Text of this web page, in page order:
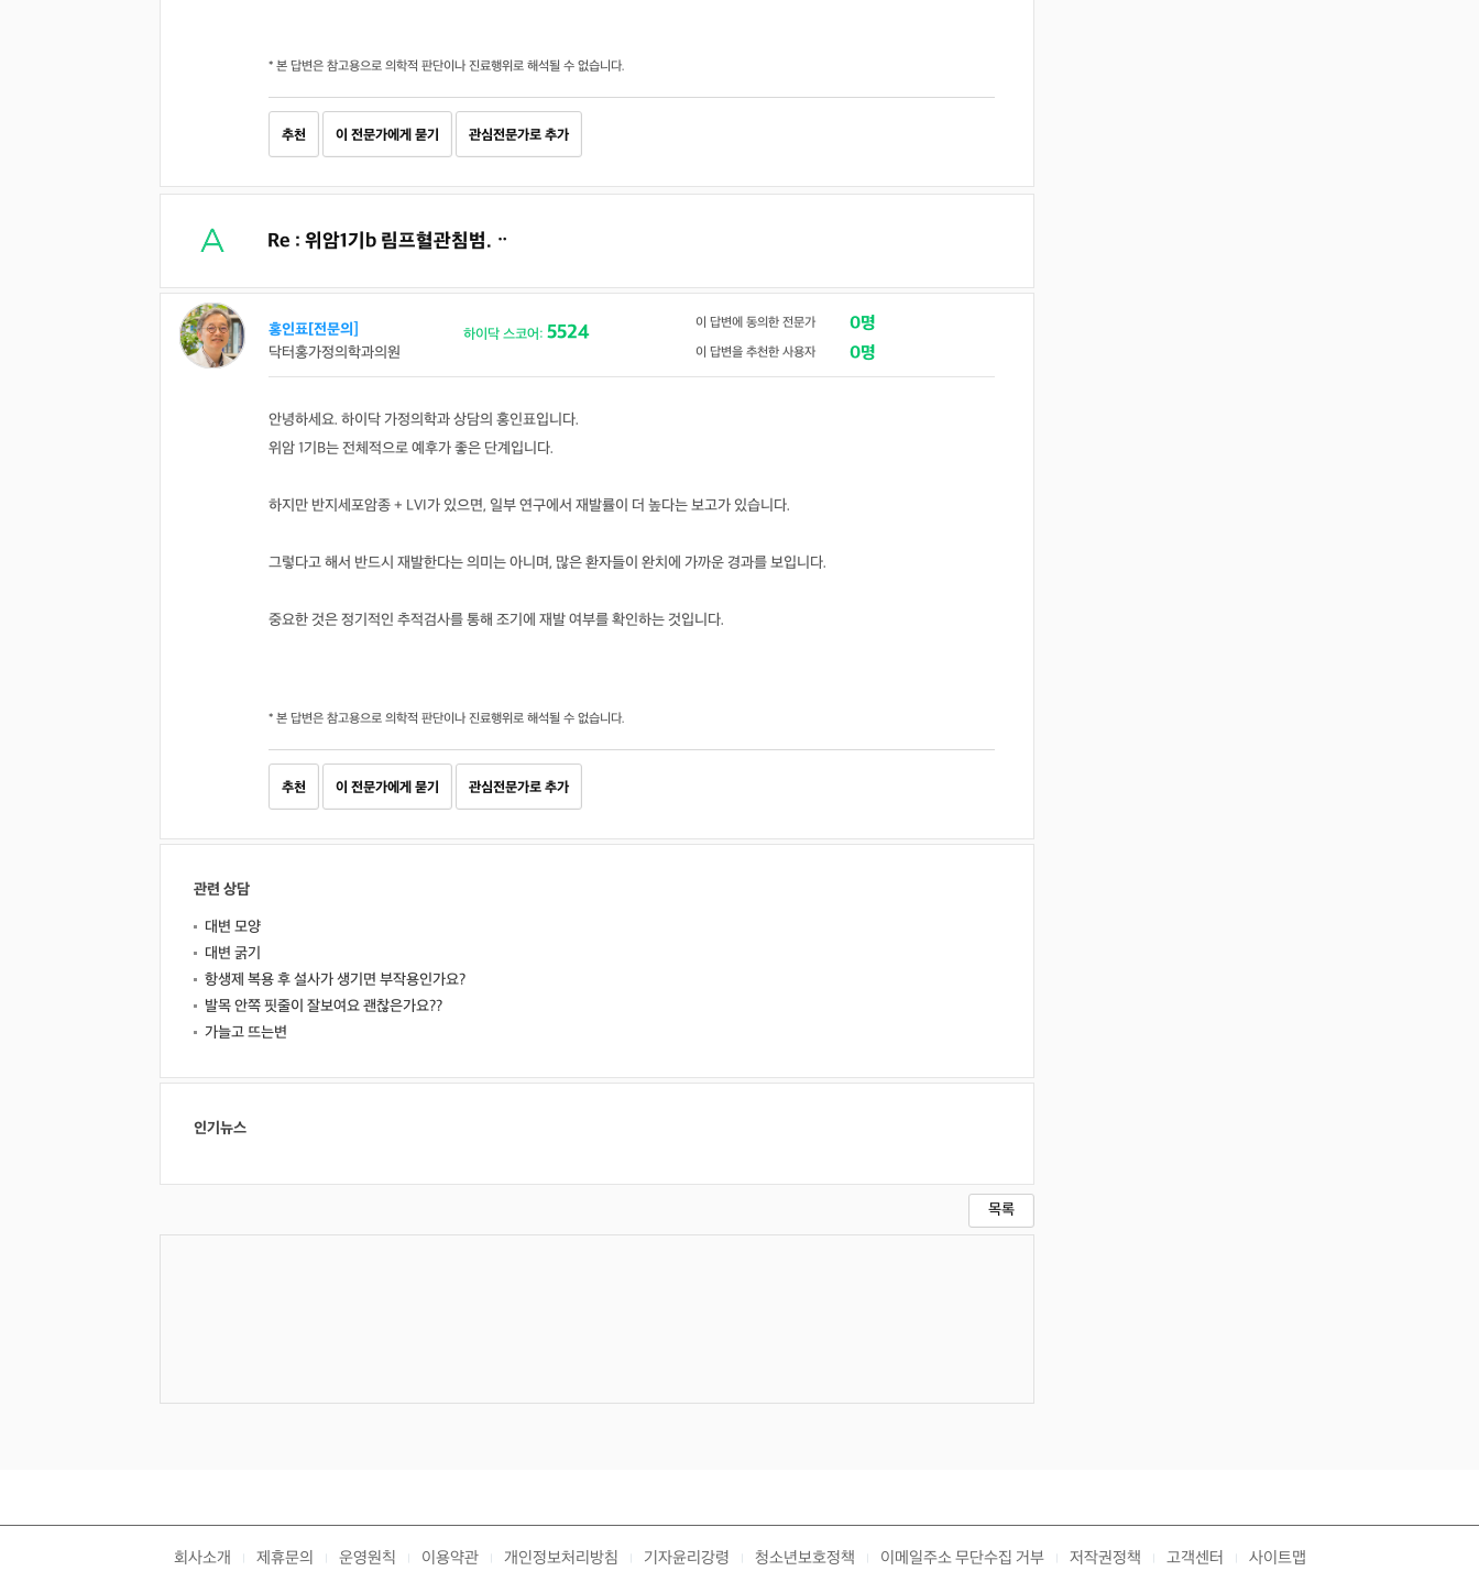
* 본 답변은 참고용으로 의학적 판단이나 진료행위로 해석될 수 없습니다.
추천 이 전문가에게 묻기 관심전문가로 추가
Re : 위암1기b 림프혈관침범.ᆢ
홍인표[전문의]
닥터홍가정의학과의원
하이닥 스코어: 5524 이 답변에 동의한 전문가 0명
이 답변을 추천한 사용자 0명
안녕하세요. 하이닥 가정의학과 상담의 홍인표입니다.
위암 1기B는 전체적으로 예후가 좋은 단계입니다.
하지만 반지세포암종 + LVI가 있으면, 일부 연구에서 재발률이 더 높다는 보고가 있습니다.
그렇다고 해서 반드시 재발한다는 의미는 아니며, 많은 환자들이 완치에 가까운 경과를 보입니다.
중요한 것은 정기적인 추적검사를 통해 조기에 재발 여부를 확인하는 것입니다.
* 본 답변은 참고용으로 의학적 판단이나 진료행위로 해석될 수 없습니다.
추천 이 전문가에게 묻기 관심전문가로 추가
관련 상담
대변 모양
대변 굵기
항생제 복용 후 설사가 생기면 부작용인가요?
발목 안쪽 핏줄이 잘보여요 괜찮은가요??
가늘고 뜨는변
인기뉴스
목록
회사소개 제휴문의 운영원칙 이용약관 개인정보처리방침 기자윤리강령 청소년보호정책 이메일주소 무단수집 거부 저작권정책 고객센터 사이트맵